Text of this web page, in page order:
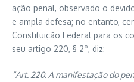
ação penal, observado o
e ampla defesa; no entanto,
Constituição Federal para os
seu artigo 220, § 2º, diz:
“Art. 220. A manifestação do